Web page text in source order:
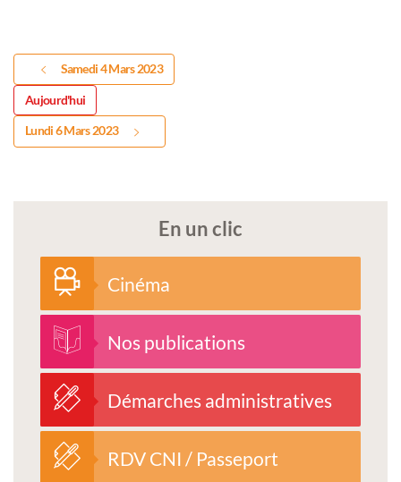
Samedi 4 Mars 2023
Aujourd'hui
Lundi 6 Mars 2023
En un clic
Cinéma
Nos publications
Démarches administratives
RDV CNI / Passeport